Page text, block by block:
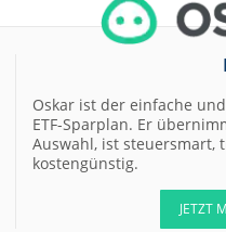
Oskar ist der einfache
ETF-Sparplan. Er
Auswahl, ist steuersmart,
kostengünstig.
JETZT